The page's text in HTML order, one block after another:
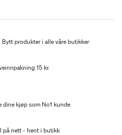
Bytt produkter i alle våre butikker
15 kr.
kjøp som No1 kunde
på nett - hent i butikk